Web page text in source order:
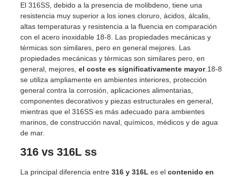
El 316SS, debido a la presencia de molibdeno, tiene una
resistencia muy superior a los iones cloruro, ácidos, álcalis,
altas temperaturas y resistencia a la fluencia en comparación
con el acero inoxidable 18-8. Las propiedades mecánicas y
térmicas son similares, pero en general mejores. Las
propiedades mecánicas y térmicas son similares pero, en
general, mejores, el coste es significativamente mayor.18-8
se utiliza ampliamente en ambientes interiores, protección
general contra la corrosión, aplicaciones alimentarias,
componentes decorativos y piezas estructurales en general,
mientras que el 316SS es más adecuado para ambientes
marinos, de construcción naval, químicos, médicos y de agua
de mar.
316 vs 316L ss
La principal diferencia entre 316 y 316L es el contenido en